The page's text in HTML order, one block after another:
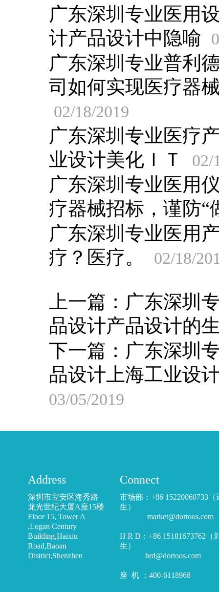
广东深圳专业医用
计产品设计中隐喻
广东深圳专业普利
司如何实现医疗器
02/18/2019
广东深圳专业医疗
业设计美化ＩＴ
02/
广东深圳专业医用
疗器械招标，谨防“
广东深圳专业医用
疗？医疗。
02/18/
上一篇： 广东深圳
品设计产品设计的
下一篇： 广东深圳
品设计上海工业设
03/05/2019
Address
深圳市宝安区海秀路
龙光世纪大厦A座15楼
Floor 15, Tower A
,Logan Century
Building,Haixiu
Road,Baoan
District,Shenzhen
Connect
市场部：+86 15220060733（
生）
market@dortoos.com
H R D：+86 15181673762（
生）
hrd@dortoos.com
座 机 ：400-6118968